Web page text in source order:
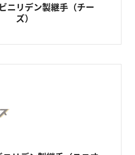
ニリデン製継手（チー
ズ）